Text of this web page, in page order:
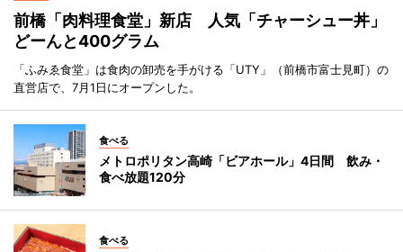
前橋「肉料理食堂」新店 人気「チャーシュー丼」
どーんと400グラム
「ふみゑ食堂」は食肉の卸売を手がける「UTY」（前橋市富士見町）の
直営店で、7月1日にオープンした。
食べる
メトロポリタン高崎「ビアホール」4日間 飲み・
食べ放題120分
食べる